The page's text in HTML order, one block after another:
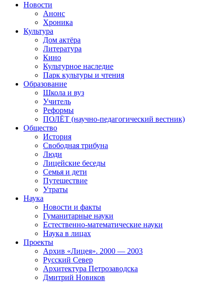
Новости
Анонс
Хроника
Культура
Дом актёра
Литература
Кино
Культурное наследие
Парк культуры и чтения
Образование
Школа и вуз
Учитель
Реформы
ПОЛЁТ (научно-педагогический вестник)
Общество
История
Свободная трибуна
Люди
Лицейские беседы
Семья и дети
Путешествие
Утраты
Наука
Новости и факты
Гуманитарные науки
Естественно-математические науки
Наука в лицах
Проекты
Архив «Лицея». 2000 — 2003
Русский Север
Архитектура Петрозаводска
Дмитрий Новиков